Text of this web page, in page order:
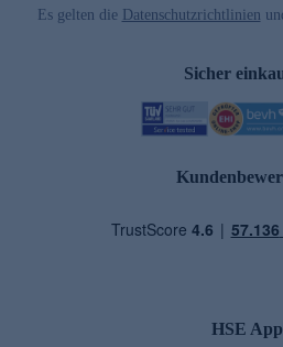
Es gelten die Datenschutzrichtlinien
Sicher
HSE App